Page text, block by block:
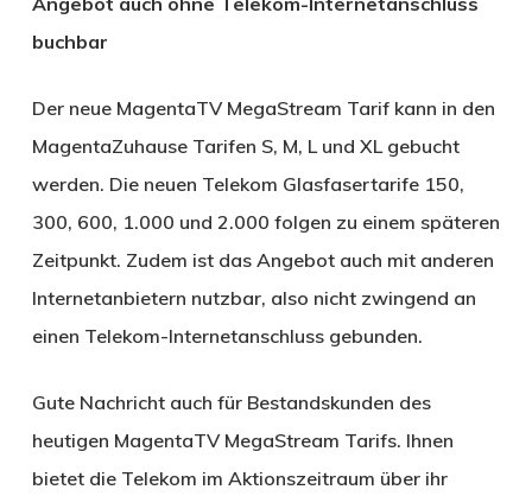
buchbar
Der neue MagentaTV MegaStream Tarif kann in den
MagentaZuhause Tarifen S, M, L und XL gebucht
werden. Die neuen Telekom Glasfasertarife 150,
300, 600, 1.000 und 2.000 folgen zu einem späteren
Zeitpunkt. Zudem ist das Angebot auch mit anderen
Internetanbietern nutzbar, also nicht zwingend an
einen Telekom-Internetanschluss gebunden.
Gute Nachricht auch für Bestandskunden des
heutigen MagentaTV MegaStream Tarifs. Ihnen
bietet die Telekom im Aktionszeitraum über ihr